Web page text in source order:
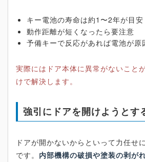
キー電池の寿命は約1〜2年が目安
動作距離が短くなったら要注意
予備キーで反応があれば電池が原
実際にはドア本体に異常がないこと
けで解決します。
強引にドアを開けようとす
ドアが開かないからといって力任せ
です。 内部機構の破損や塗装の剥が